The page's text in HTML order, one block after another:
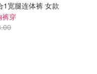
1宽腿连体裤 女款
裤穿